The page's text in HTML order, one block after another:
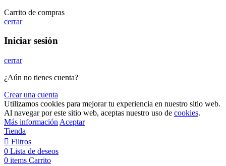
Carrito de compras
cerrar
Iniciar sesión
cerrar
¿Aún no tienes cuenta?
Crear una cuenta
Utilizamos cookies para mejorar tu experiencia en nuestro sitio web.
Al navegar por este sitio web, aceptas nuestro uso de cookies.
Más información Aceptar
Tienda
Filtros
0 Lista de deseos
0 items Carrito